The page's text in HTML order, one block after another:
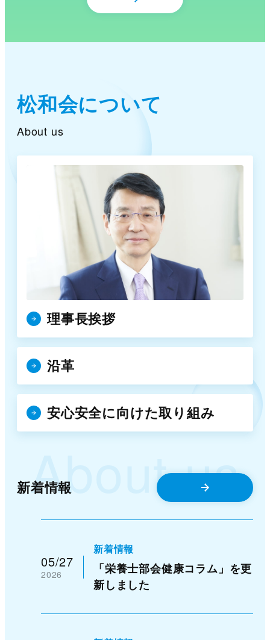
松和会について
About us
理事長挨拶
沿革
安心安全に向けた取り組み
新着情報
About us
05/27
2026
新着情報
「栄養士部会健康コラム」を更
新しました